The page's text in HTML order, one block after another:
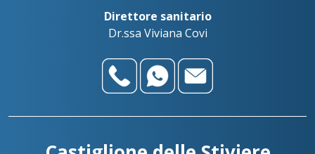
Direttore sanitario
Dr.ssa Viviana Covi